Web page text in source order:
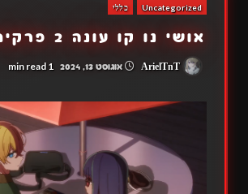
Uncategorized כללי
אושי נו קו עונה 2 פרקים 3 עד 5
ArielTnT אוגוסט 13, 2024 1 min read